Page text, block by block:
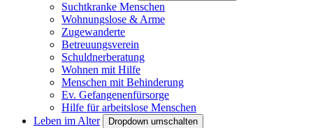
Suchtkranke Menschen
Wohnungslose & Arme
Zugewanderte
Betreuungsverein
Schuldnerberatung
Wohnen mit Hilfe
Menschen mit Behinderung
Ev. Gefangenenfürsorge
Hilfe für arbeitslose Menschen
Leben im Alter
Dropdown umschalten